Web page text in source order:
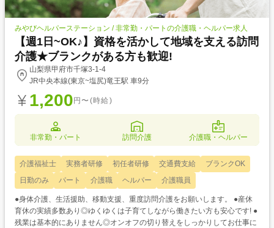
みやびヘルパーステーション / 非常勤・パートの介護職・ヘルパー求人
【週1日~OK♪】資格を活かして地域を支える訪問
介護★ブランクがある方も歓迎!
山梨県甲府市千塚3-1-4
JR中央本線(東京~塩尻)竜王駅 車9分
1,200 円〜(時給)
非常勤・パート 訪問介護 介護職・ヘルパー
介護福祉士 実務者研修 初任者研修 交通費支給
ブランクOK
日勤のみ
パート 介護職 ヘルパー 介護職員
●身体介護、生活援助、移動支援、重度訪問介護をお願いします。 ●産休
育休の実績多数あり◎ゆくゆくは子育てしながら働きたい方も安心です! ●
残業は基本的にありません◎オンオフの切り替えをしっかりしてお仕事に